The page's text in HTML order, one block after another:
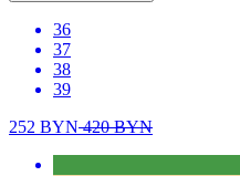
36
37
38
39
252 BYN420BYN